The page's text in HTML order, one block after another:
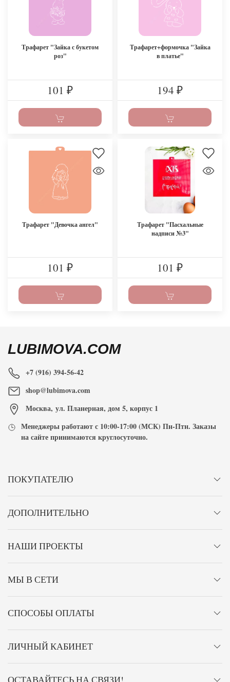
Трафарет "Зайка с букетом
роз"
101 ₽
Трафарет+формочка "Зайка
в платье"
194 ₽
Трафарет "Девочка ангел"
101 ₽
Трафарет "Пасхальные
надписи №3"
101 ₽
LUBIMOVA.COM
+7 (916) 394-56-42
shop@lubimova.com
Москва, ул. Планерная, дом 5, корпус 1
Менеджеры работают с 10:00-17:00(МСК) Пн-Птн. Заказы
на сайте принимаются круглосуточно.
ПОКУПАТЕЛЮ
ДОПОЛНИТЕЛЬНО
НАШИ ПРОЕКТЫ
МЫ В СЕТИ
СПОСОБЫ ОПЛАТЫ
ЛИЧНЫЙ КАБИНЕТ